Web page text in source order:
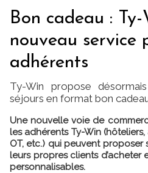
Bon cadeau :
nouveau service
adhérents
Ty-Win propose
séjours en format bon
Une nouvelle voie de
les adhérents Ty-Win
OT, etc.) qui peuvent proposer
leurs propres clients
personnalisables.